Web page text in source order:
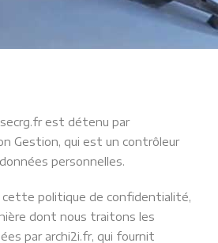
est détenu par
Gestion, qui est un contrôleur
personnelles.
cette politique de confidentialité,
dont nous traitons les
par archi2i.fr, qui fournit